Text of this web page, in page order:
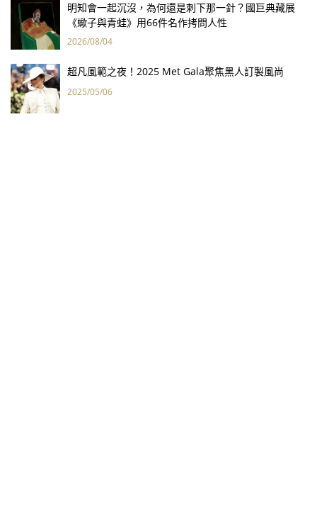
明知會一起沉沒，為何還是刺下那一針？國巨典藏展
《蠍子與青蛙》用66件名作拷問人性
2026/08/04
超凡風範之夜！2025 Met Gala聚焦黑人訂製風尚
2025/05/06